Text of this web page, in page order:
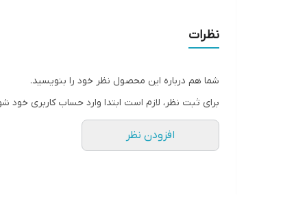
زنجیر اضافه
نظرات
شما هم درباره این محصول نظر خود را بنویسید.
برای ثبت نظر، لازم است ابتدا وارد حساب کاربری خود
افزودن نظر